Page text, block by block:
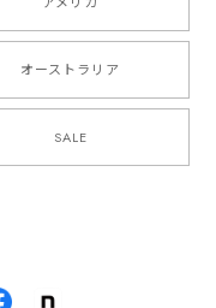
オーストラリア
SALE